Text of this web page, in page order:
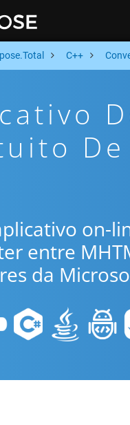
C++
De
on-
entre
da